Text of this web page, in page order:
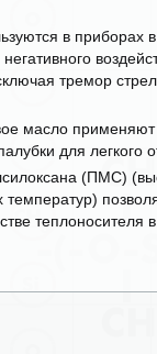
в приборах
тремор
масло
для легкого
(ПМС)
температур)
теплоносителя